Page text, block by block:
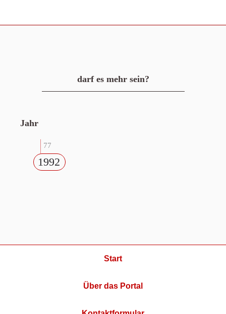
darf es mehr sein?
Jahr
77
1992
Start
Über das Portal